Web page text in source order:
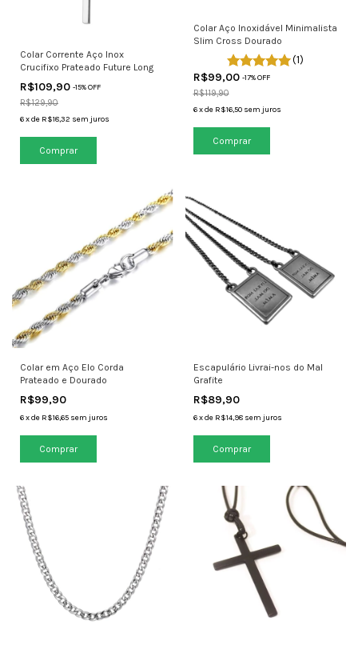
Colar Corrente Aço Inox
Crucifixo Prateado Future Long
R$109,90 -15% OFF
R$129,90
6xde R$18,32 sem juros
Colar Aço Inoxidável Minimalista
Slim Cross Dourado
(1)
R$99,00 -17% OFF
R$119,90
6 xde R$16,50 sem juros
Colar em Aço Elo Corda
Prateado e Dourado
R$99,90
6xde R$16,65 sem juros
Escapulário Livrai-nos do Mal
Grafite
R$89,90
6 xde R$14,98 sem juros